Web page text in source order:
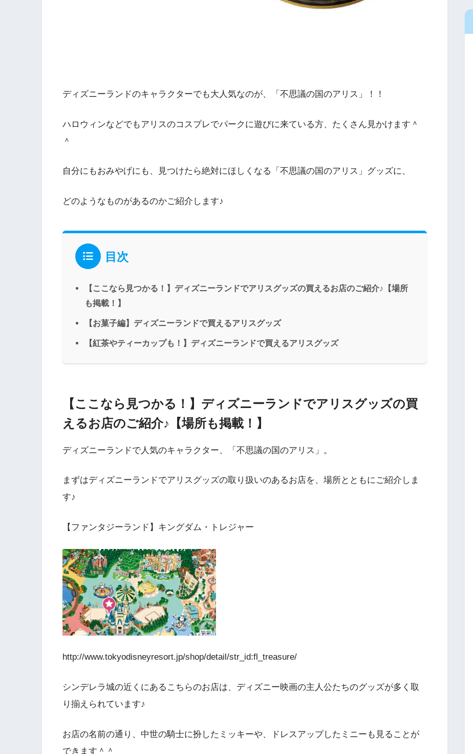
ディズニーランドのキャラクターでも大人気なのが、「不思議の国のアリス」！！
ハロウィンなどでもアリスのコスプレでパークに遊びに来ている方、たくさん見かけます＾
＾
自分にもおみやげにも、見つけたら絶対にほしくなる「不思議の国のアリス」グッズに、
どのようなものがあるのかご紹介します♪
目次
【ここなら見つかる！】ディズニーランドでアリスグッズの買えるお店のご紹介♪【場所
も掲載！】
【お菓子編】ディズニーランドで買えるアリスグッズ
【紅茶やティーカップも！】ディズニーランドで買えるアリスグッズ
【ここなら見つかる！】ディズニーランドでアリスグッズの買
えるお店のご紹介♪【場所も掲載！】
ディズニーランドで人気のキャラクター、「不思議の国のアリス」。
まずはディズニーランドでアリスグッズの取り扱いのあるお店を、場所とともにご紹介しま
す♪
【ファンタジーランド】キングダム・トレジャー
http://www.tokyodisneyresort.jp/shop/detail/str_id:fl_treasure/
シンデレラ城の近くにあるこちらのお店は、ディズニー映画の主人公たちのグッズが多く取
り揃えられています♪
お店の名前の通り、中世の騎士に扮したミッキーや、ドレスアップしたミニーも見ることが
できます＾＾